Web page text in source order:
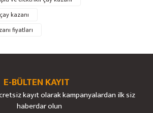
kazanı
fiyatları
E-BÜLTEN KAYIT
kayıt olarak kampanyalardan ilk siz
haberdar olun